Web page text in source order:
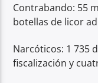
Contrabando: 55
botellas de licor
Narcóticos: 1 735
fiscalización y